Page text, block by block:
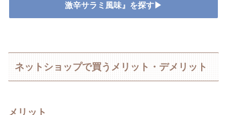
激辛サラミ風味』を探す▶
ネットショップで買うメリット・デメリット
メリット